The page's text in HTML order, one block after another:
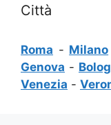
Città
Roma - Milano
Genova -
Venezia -